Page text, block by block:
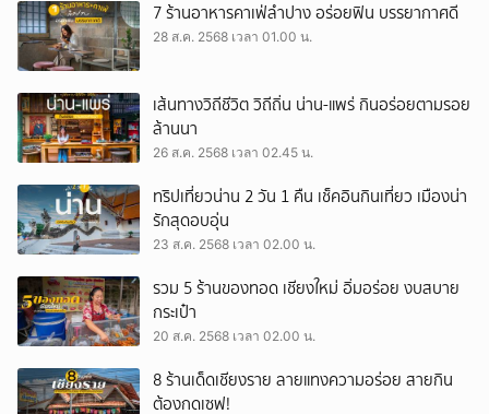
7 ร้านอาหารคาเฟ่ลำปาง อร่อยฟิน บรรยากาศดี
28 ส.ค. 2568 เวลา 01.00 น.
เส้นทางวิถีชีวิต วิถีถิ่น น่าน-แพร่ กินอร่อยตามรอย
ล้านนา
26 ส.ค. 2568 เวลา 02.45 น.
ทริปเที่ยวน่าน 2 วัน 1 คืน เช็คอินกินเที่ยว เมืองน่า
รักสุดอบอุ่น
23 ส.ค. 2568 เวลา 02.00 น.
รวม 5 ร้านของทอด เชียงใหม่ อิ่มอร่อย งบสบาย
กระเป๋า
20 ส.ค. 2568 เวลา 02.00 น.
8 ร้านเด็ดเชียงราย ลายแทงความอร่อย สายกิน
ต้องกดเซฟ!